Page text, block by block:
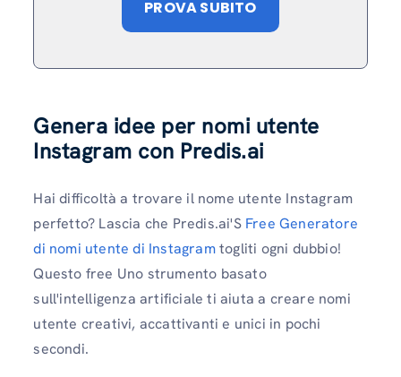
PROVA SUBITO
Genera idee per nomi utente
Instagram con Predis.ai
Hai difficoltà a trovare il nome utente Instagram
perfetto? Lascia che Predis.ai'S Free Generatore
di nomi utente di Instagramtogliti ogni dubbio!
Questo free Uno strumento basato
sull'intelligenza artificiale ti aiuta a creare nomi
utente creativi, accattivanti e unici in pochi
secondi.